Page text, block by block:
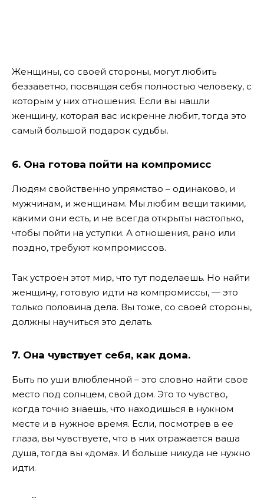
Женщины, со своей стороны, могут любить
беззаветно, посвящая себя полностью человеку, с
которым у них отношения. Если вы нашли
женщину, которая вас искренне любит, тогда это
самый большой подарок судьбы.
6. Она готова пойти на компромисс
Людям свойственно упрямство – одинаково, и
мужчинам, и женщинам. Мы любим вещи такими,
какими они есть, и не всегда открыты настолько,
чтобы пойти на уступки. А отношения, рано или
поздно, требуют компромиссов.
Так устроен этот мир, что тут поделаешь. Но найти
женщину, готовую идти на компромиссы, — это
только половина дела. Вы тоже, со своей стороны,
должны научиться это делать.
7. Она чувствует себя, как дома.
Быть по уши влюбленной – это словно найти свое
место под солнцем, свой дом. Это то чувство,
когда точно знаешь, что находишься в нужном
месте и в нужное время. Если, посмотрев в ее
глаза, вы чувствуете, что в них отражается ваша
душа, тогда вы «дома». И больше никуда не нужно
идти.